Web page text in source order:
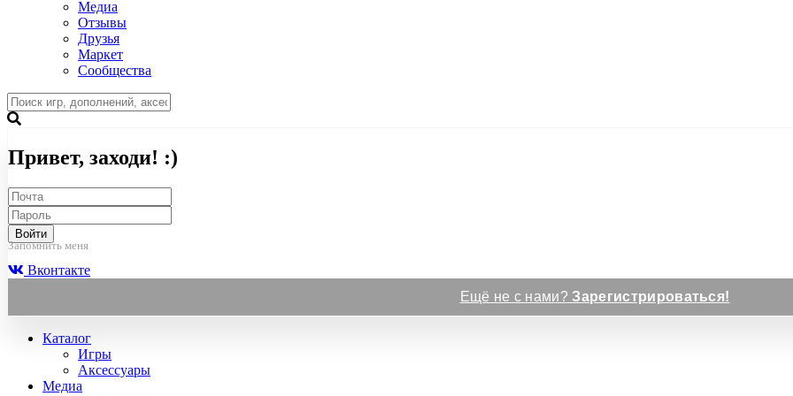
Медиа
Отзывы
Друзья
Маркет
Сообщества
Привет, заходи! :)
Войти
Запомнить меня
Вконтакте
Ещё не с нами?Зарегистрироваться!
Каталог
Игры
Аксессуары
Медиа